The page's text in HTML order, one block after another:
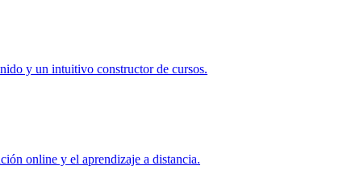
y un intuitivo constructor de cursos.
online y el aprendizaje a distancia.